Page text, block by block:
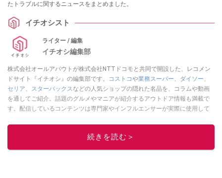
たトラブルに関するニュースをまとめました。
イチオシスト
ライター / 編集
イチオシ編集部
株式会社オールアバウトが株式会社NTTドコモと共同で開設した、レコメン
ドサイト『イチオシ』の編集部です。
コストコや業務スーパー、 ダイソー、
セリア、 スターバックスなどの人気ショップの隠れた名品を、コラムや動画
を通してご紹介。話題のグルメやマニアが紹介するアウトドア情報も満載で
す。配信しているコンテンツは専門家やインフルエンサーが実際に使用して
ニュースでフォロー
続きを読む＞